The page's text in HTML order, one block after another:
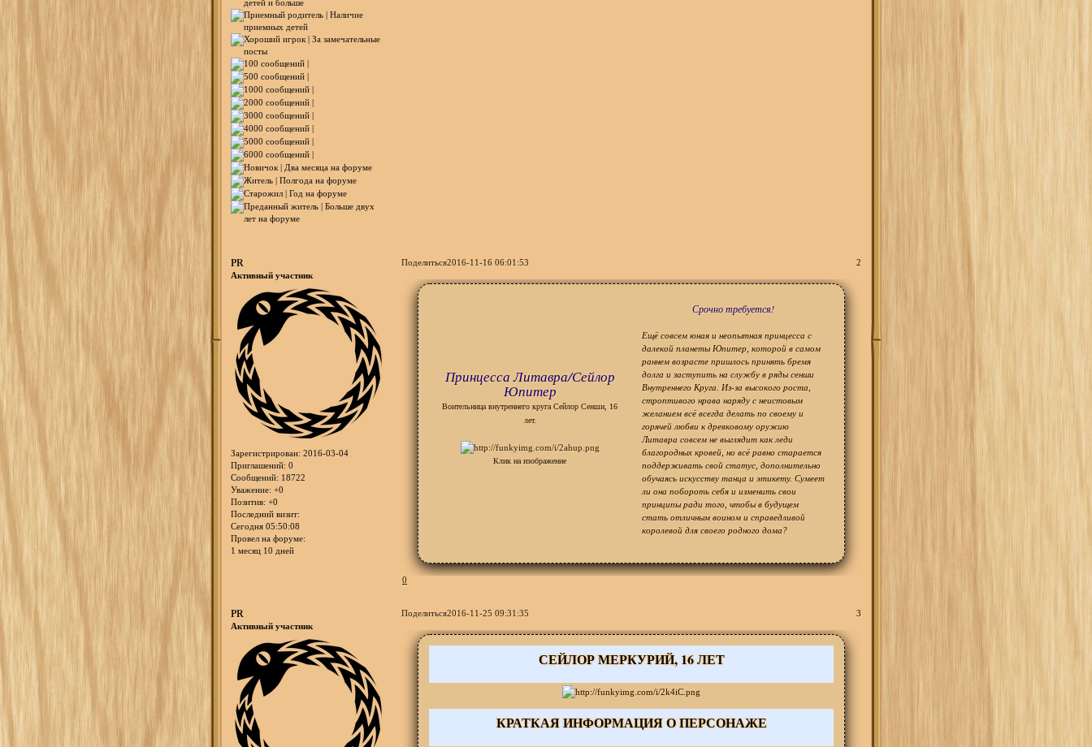
Поделиться 2
2016-11-16 06:01:53
PR
Активный участник
Зарегистрирован: 2016-03-04
Приглашений: 0
Сообщений: 18722
Уважение: +0
Позитив: +0
Последний визит:
Сегодня 05:50:08
Провел на форуме:
1 месяц 10 дней
Принцесса Литавра/Сейлор
Юпитер
Воительница внутреннего круга Сейлор Сенши, 16
лет.
Клик на изображение
Срочно требуется!
Ещё совсем юная и неопытная принцесса с
далекой планеты Юпитер, которой в самом
раннем возрасте пришлось принять бремя
долга и заступить на службу в ряды сенши
Внутреннего Круга. Из-за высокого роста,
строптивого нрава наряду с неистовым
желанием всё всегда делать по своему и
горячей любви к древковому оружию
Литавра совсем не выглядит как леди
благородных кровей, но всё равно старается
поддерживать свой статус, дополнительно
обучаясь искусству танца и этикету. Сумеет
ли она побороть себя и изменить свои
принципы ради того, чтобы в будущем
стать отличным воином и справедливой
королевой для своего родного дома?
0
Поделиться 3
2016-11-25 09:31:35
PR
Активный участник
СЕЙЛОР МЕРКУРИЙ, 16 ЛЕТ
КРАТКАЯ ИНФОРМАЦИЯ О ПЕРСОНАЖЕ